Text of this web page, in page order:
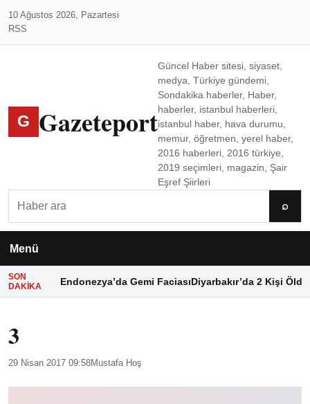
10 Ağustos 2026, Pazartesi
RSS
G Gazeteport
Güncel Haber sitesi, siyaset,
medya, Türkiye gündemi,
Sondakika haberler, Haber,
haberler, istanbul haberleri,
istanbul haber, hava durumu,
memur, öğretmen, yerel haber,
2016 haberleri, 2016 türkiye,
2019 seçimleri, magazin, Şair
Eşref Şiirleri
⌕
Menü
SON
DAKIKA
Endonezya’da Gemi FaciasıDiyarbakır’da 2 Kişi Öldü
3
29 Nisan 2017 09:58Mustafa Hoş